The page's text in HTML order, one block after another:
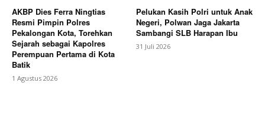
Warga Sambut Hari Jadi Daerah
AKBP Dies Ferra Ningtias
Resmi Pimpin Polres
Pekalongan Kota, Torehkan
Sejarah sebagai Kapolres
Perempuan Pertama di Kota
Batik
1 Agustus 2026
Pelukan Kasih Polri untuk Anak
Negeri, Polwan Jaga Jakarta
Sambangi SLB Harapan Ibu
31 Juli 2026